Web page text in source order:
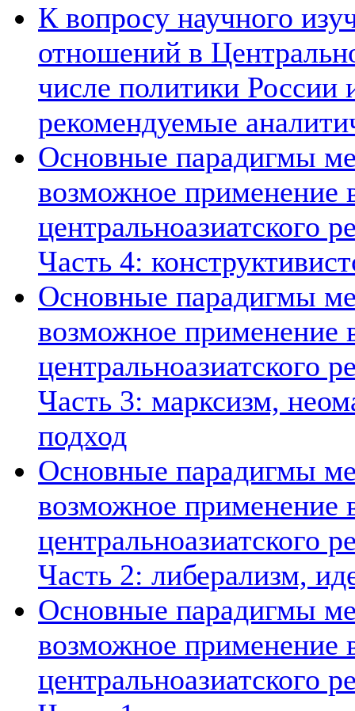
К вопросу научного
отношений в
числе политики России
рекомендуемые
Основные парадигмы
возможное применение
центральноазиатского
Часть 4:
Основные парадигмы
возможное применение
центральноазиатского
Часть 3: марксизм,
подход
Основные парадигмы
возможное применение
центральноазиатского
Часть 2: либерализм,
Основные парадигмы
возможное применение
центральноазиатского